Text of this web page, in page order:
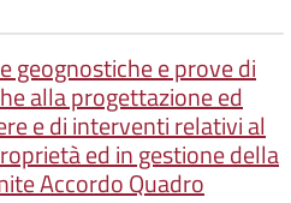
geognostiche e prove di
alla progettazione ed
e di interventi relativi al
ed in gestione della
Accordo Quadro